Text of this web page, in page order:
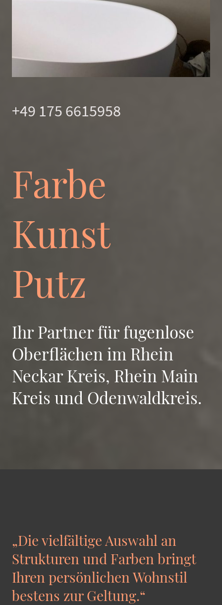
+49 175 6615958
Farbe
Kunst
Putz
Ihr Partner für fugenlose
Oberflächen im Rhein
Neckar Kreis, Rhein Main
Kreis und Odenwaldkreis.
„Die vielfältige Auswahl an
Strukturen und Farben bringt
Ihren persönlichen Wohnstil
bestens zur Geltung.“